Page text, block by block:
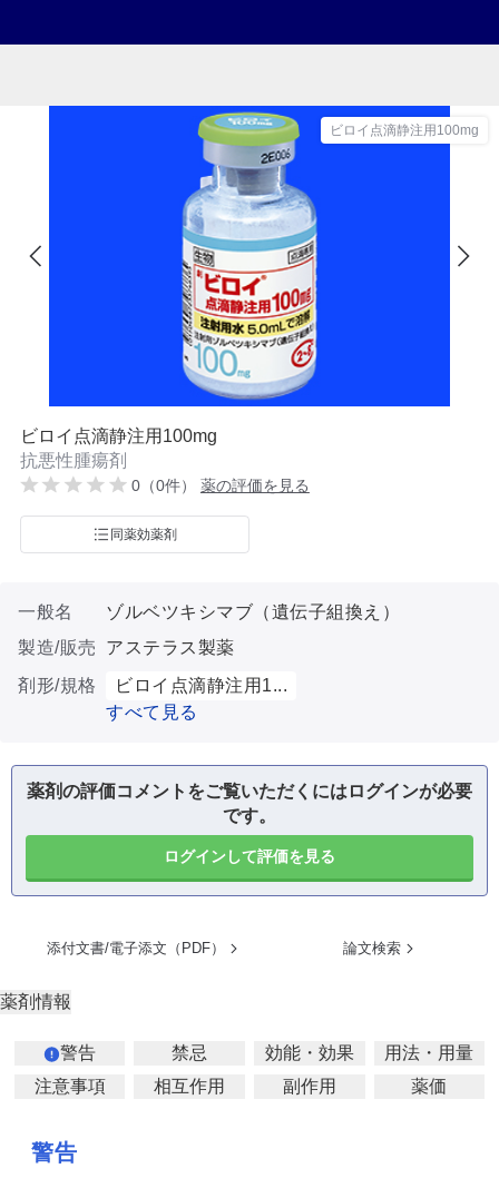
ビロイ点滴静注用100mg
ビロイ点滴静注用100mg
抗悪性腫瘍剤
0（0件） 薬の評価を見る
同薬効薬剤
一般名
ゾルベツキシマブ（遺伝子組換え）
製造/販売
アステラス製薬
剤形/規格
ビロイ点滴静注用1...
すべて見る
薬剤の評価コメントをご覧いただくにはログインが必要
です。
ログインして評価を見る
添付文書/電子添文（PDF） 論文検索
薬剤情報
警告 禁忌 効能・効果
用法・用量
注意事項
相互作用 副作用 薬価
警告